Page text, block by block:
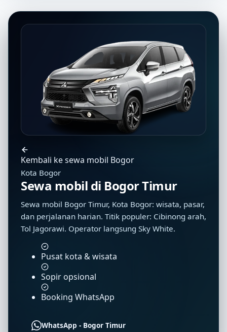
Kembali ke sewa mobil Bogor
Kota Bogor
Sewa mobil di Bogor Timur
Sewa mobil Bogor Timur, Kota Bogor: wisata, pasar,
dan perjalanan harian. Titik populer: Cibinong arah,
Tol Jagorawi. Operator langsung Sky White.
Pusat kota & wisata
Sopir opsional
Booking WhatsApp
WhatsApp - Bogor Timur